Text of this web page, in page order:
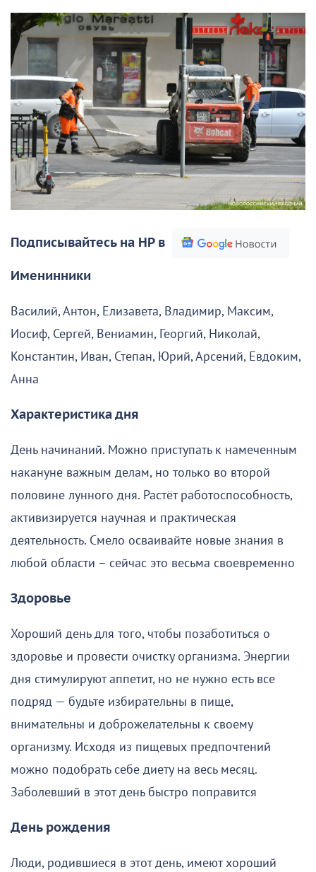
Подписывайтесь на НР в
Именинники
Василий, Антон, Елизавета, Владимир, Максим,
Иосиф, Сергей, Вениамин, Георгий, Николай,
Константин, Иван, Степан, Юрий, Арсений, Евдоким,
Анна
Характеристика дня
День начинаний. Можно приступать к намеченным
накануне важным делам, но только во второй
половине лунного дня. Растёт работоспособность,
активизируется научная и практическая
деятельность. Смело осваивайте новые знания в
любой области – сейчас это весьма своевременно
Здоровье
Хороший день для того, чтобы позаботиться о
здоровье и провести очистку организма. Энергии
дня стимулируют аппетит, но не нужно есть все
подряд — будьте избирательны в пище,
внимательны и доброжелательны к своему
организму. Исходя из пищевых предпочтений
можно подобрать себе диету на весь месяц.
Заболевший в этот день быстро поправится
День рождения
Люди, родившиеся в этот день, имеют хороший